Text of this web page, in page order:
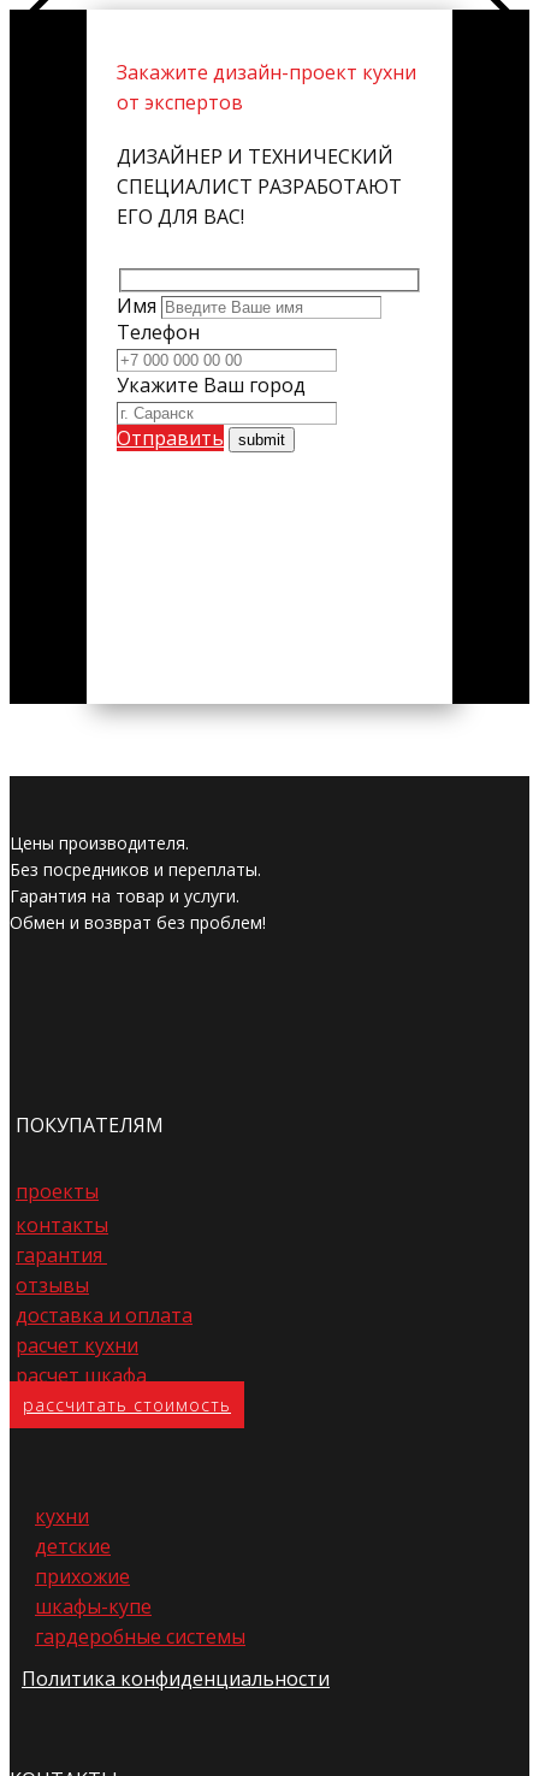
Закажите дизайн-проект кухни
от экспертов
ДИЗАЙНЕР И ТЕХНИЧЕСКИЙ
СПЕЦИАЛИСТ РАЗРАБОТАЮТ
ЕГО ДЛЯ ВАС!
Имя
Телефон
Укажите Ваш город
Отправить
Цены производителя.
Без посредников и переплаты.
Гарантия на товар и услуги.
Обмен и возврат без проблем!
ПОКУПАТЕЛЯМ
проекты
контакты
гарантия
отзывы
доставка и оплата
расчет кухни
расчет шкафа
расс​читать стоимость
кухни
детские
прихожие
шкафы-купе
гардеробные системы
Политика конфиденциальности